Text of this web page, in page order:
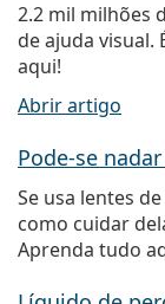
2.2 mil milhões
de ajuda visual.
aqui!
Abrir artigo
Pode-se
Se usa lentes
como cuidar
Aprenda tudo